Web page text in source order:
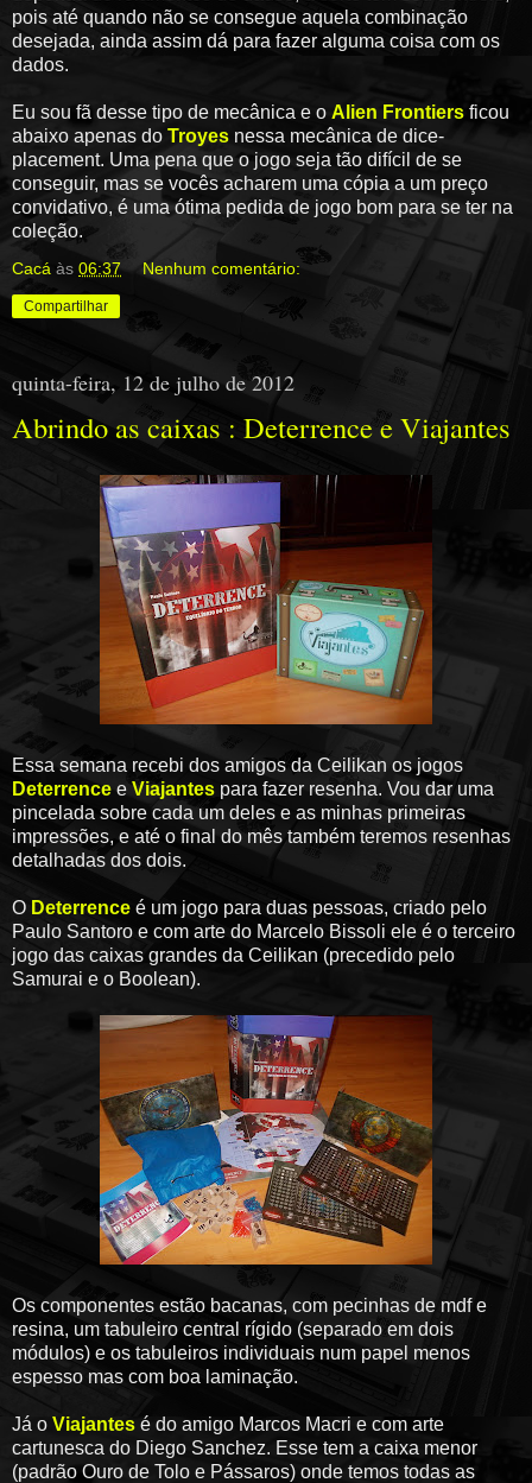
pois até quando não se consegue aquela combinação
desejada, ainda assim dá para fazer alguma coisa com os
dados.
Eu sou fã desse tipo de mecânica e o Alien Frontiers ficou
abaixo apenas do Troyes nessa mecânica de dice-
placement. Uma pena que o jogo seja tão difícil de se
conseguir, mas se vocês acharem uma cópia a um preço
convidativo, é uma ótima pedida de jogo bom para se ter na
coleção.
Cacá às 06:37 Nenhum comentário:
Compartilhar
quinta-feira, 12 de julho de 2012
Abrindo as caixas : Deterrence e Viajantes
Essa semana recebi dos amigos da Ceilikan os jogos
Deterrence e Viajantes para fazer resenha. Vou dar uma
pincelada sobre cada um deles e as minhas primeiras
impressões, e até o final do mês também teremos resenhas
detalhadas dos dois.
O Deterrence é um jogo para duas pessoas, criado pelo
Paulo Santoro e com arte do Marcelo Bissoli ele é o terceiro
jogo das caixas grandes da Ceilikan (precedido pelo
Samurai e o Boolean).
Os componentes estão bacanas, com pecinhas de mdf e
resina, um tabuleiro central rígido (separado em dois
módulos) e os tabuleiros individuais num papel menos
espesso mas com boa laminação.
Já o Viajantes é do amigo Marcos Macri e com arte
cartunesca do Diego Sanchez. Esse tem a caixa menor
(padrão Ouro de Tolo e Pássaros) onde temos todas as